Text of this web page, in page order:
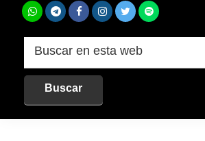
Buscar
web